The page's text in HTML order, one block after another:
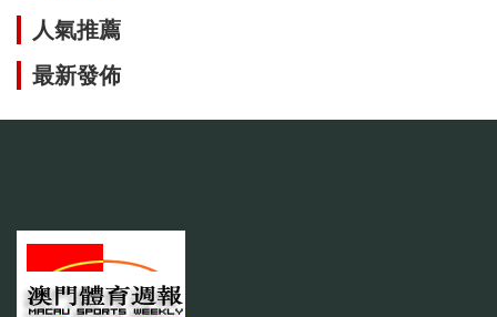
人氣推薦
最新發佈